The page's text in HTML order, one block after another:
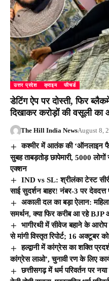
उत्तर प्रदेश क्राइम फीचर्ड
डेटिंग ऐप पर दोस्ती, फिर
दिखाकर करोड़ों की वसूली
The Hill India NewsAugust 8,
कश्मीर में आतंक की ‘ऑनलाइन
सुबह ताबड़तोड़ छापेमारी, 5000
एक्शन
IND vs SL: श्रीलंका टेस्ट
साई सुदर्शन बाहर! नंबर-3 पर
अकाली दल का बड़ा ऐलान:
समर्थन, क्या फिर करीब आ रहे BJP
भागीरथी में सीवेज बहाने के
से मांगी विस्तृत रिपोर्ट; 16 अक्टूबर
हल्द्वानी में कांग्रेस का शक्ति
कांग्रेस लाओ’, चुनावी रण के लिए
छत्तीसगढ़ में धर्म परिवर्तन पर